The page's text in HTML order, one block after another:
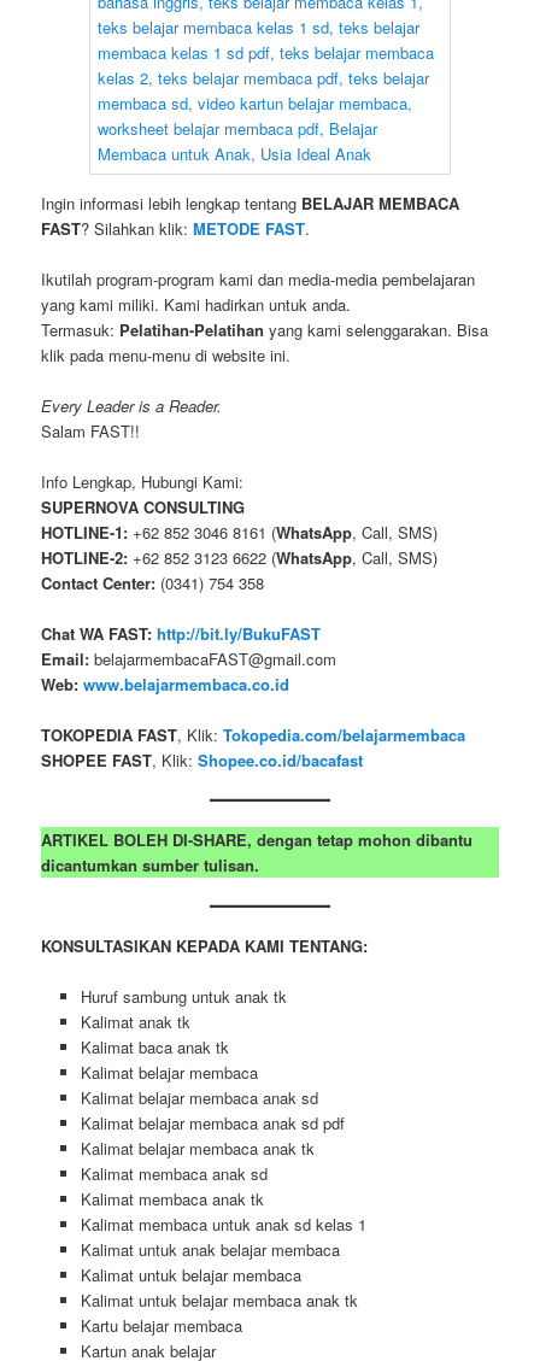
Ingin informasi lebih lengkap tentang BELAJAR MEMBACA
FAST? Silahkan klik:METODE FAST.
Ikutilah program-program kami dan media-media pembelajaran
yang kami miliki. Kami hadirkan untuk anda.
Termasuk: Pelatihan-Pelatihan yang kami selenggarakan. Bisa
klik pada menu-menu di website ini.
Every Leader is a Reader.
Salam FAST!!
Info Lengkap, Hubungi Kami:
SUPERNOVA CONSULTING
HOTLINE-1: +62 852 3046 8161 (WhatsApp, Call, SMS)
HOTLINE-2: +62 852 3123 6622 (WhatsApp, Call, SMS)
Contact Center: (0341) 754 358
Chat WA FAST: http://bit.ly/BukuFAST
Email: belajarmembacaFAST@gmail.com
Web: www.belajarmembaca.co.id
TOKOPEDIA FAST, Klik:Tokopedia.com/belajarmembaca
SHOPEE FAST, Klik:Shopee.co.id/bacafast
ARTIKEL BOLEH DI-SHARE, dengan tetap mohon dibantu
dicantumkan sumber tulisan.
KONSULTASIKAN KEPADA KAMI TENTANG:
Huruf sambung untuk anak tk
Kalimat anak tk
Kalimat baca anak tk
Kalimat belajar membaca
Kalimat belajar membaca anak sd
Kalimat belajar membaca anak sd pdf
Kalimat belajar membaca anak tk
Kalimat membaca anak sd
Kalimat membaca anak tk
Kalimat membaca untuk anak sd kelas 1
Kalimat untuk anak belajar membaca
Kalimat untuk belajar membaca
Kalimat untuk belajar membaca anak tk
Kartu belajar membaca
Kartun anak belajar